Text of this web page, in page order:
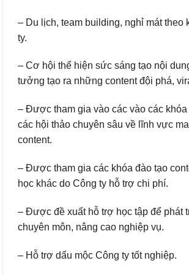
– Du lịch, team building, nghỉ mát theo
ty.
– Cơ hội thể hiện sức sáng tạo nội
tưởng tạo ra những content đội phá,
– Được tham gia vào các vào các khóa
các hội thảo chuyên sâu về lĩnh vực
content.
– Được tham gia các khóa đào tạo
học khác do Công ty hỗ trợ chi phí.
– Được đề xuất hỗ trợ học tập để phát
chuyên môn, nâng cao nghiệp vụ.
– Hỗ trợ dấu mộc Công ty tốt nghiệp.